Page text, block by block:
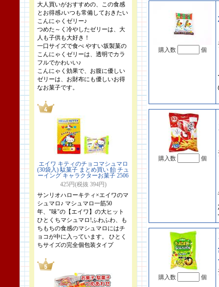
大人買いがおすすめの、この食感
とお得感♪いつも常備しておきたい
こんにゃくゼリー♪
つめた～く冷やしたゼリーは、大
人も子供も大好き！
一口サイズで食べ やすい坂製菓の
こんにゃくゼリーは、透明でカラ
フルでかわいい♪
こんにゃく効果で、お腹に優しい
ゼリーは、お財布にも優しいお得
なお菓子です。
エイワ キティのチョコマシュマロ
(30袋入) 駄菓子 まとめ買い 飴 チュ
ーイング キャラクターお菓子 2506
425円(税抜 394円)
サンリオハローキティ×エイワのマ
シュマロ♪ マシュマロ一筋50
年、"味"の【エイワ】の大ヒット
ひとくちマシュマロ!ふわふわ、も
ちもちの食感のマシュマロにはチ
ョコが中に入っています。 ひとく
ちサイズの完全個包装タイプ
購入数 個
購入数 個
購入数 個